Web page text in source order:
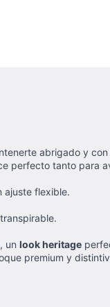
abrigado y
perfecto tanto para
ajuste flexible.
, un look heritage
premium y